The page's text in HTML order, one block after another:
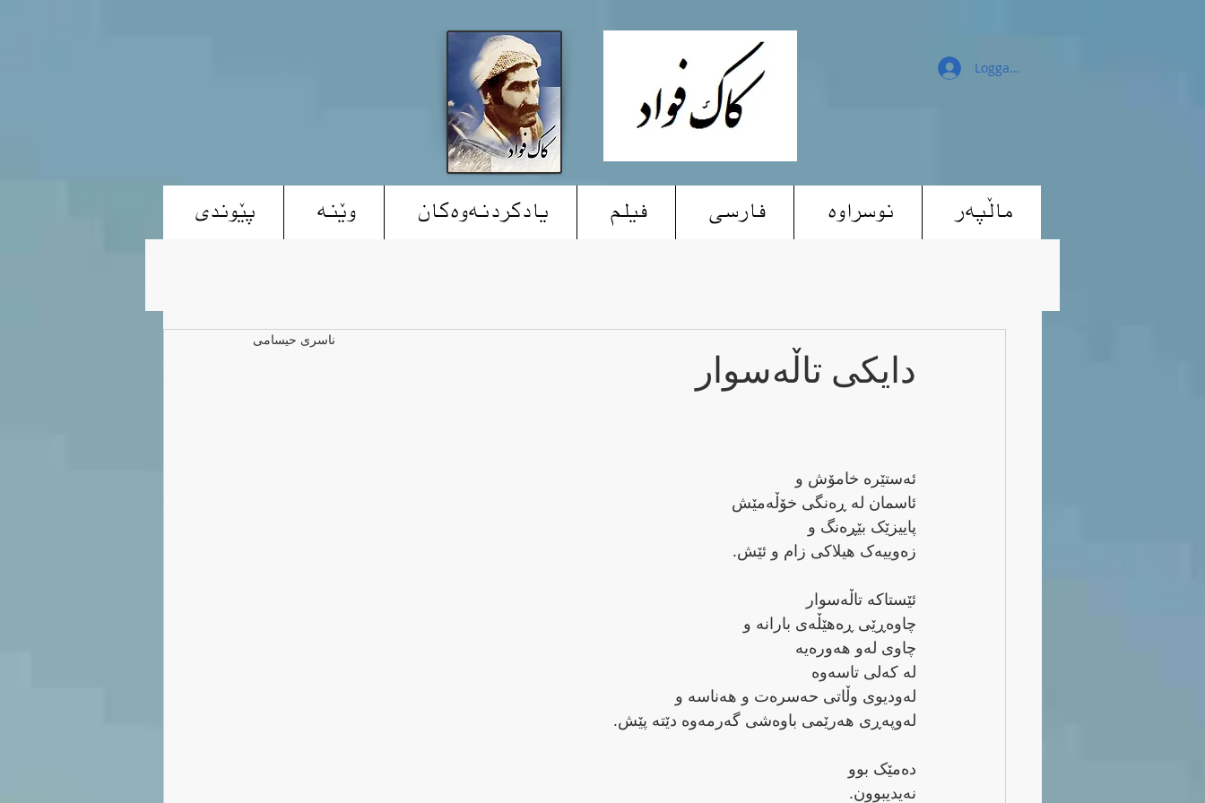
ماڵپەر نوسراوە فارسی فیلم یادکردنەوەکان وێنە پێوندی
Logga in
دایکی تاڵەسوار
ناسری حیسامی
ئه‌ستێره‌ خامۆش و
ئاسمان له‌ ڕه‌نگی خۆڵه‌مێش
پاییزێک بێڕه‌نگ و
زه‌وییه‌ک هیلاکی زام و ئێش.
ئێستاکه‌ تاڵه‌سوار
چاوه‌ڕێی ڕه‌هێڵه‌ی بارانه‌ و
چاوی له‌و هه‌وره‌یه‌
له‌ که‌لی تاسه‌وه‌
له‌ودیوی وڵاتی حه‌سره‌ت و هه‌ناسه‌ و
له‌وپه‌ڕی هه‌رێمی باوه‌شی گه‌رمه‌وه‌ دێته‌ پێش.
ده‌مێک بوو
نه‌یدیبوون.